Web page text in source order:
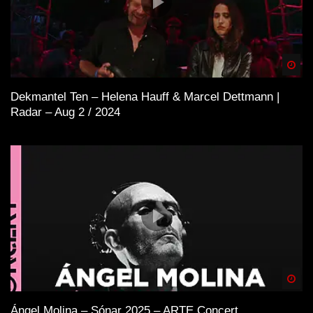
Dekmantel Ten – Helena Hauff & Marcel Dettmann |
Radar – Aug 2 / 2024
Ángel Molina – Sónar 2025 – ARTE Concert